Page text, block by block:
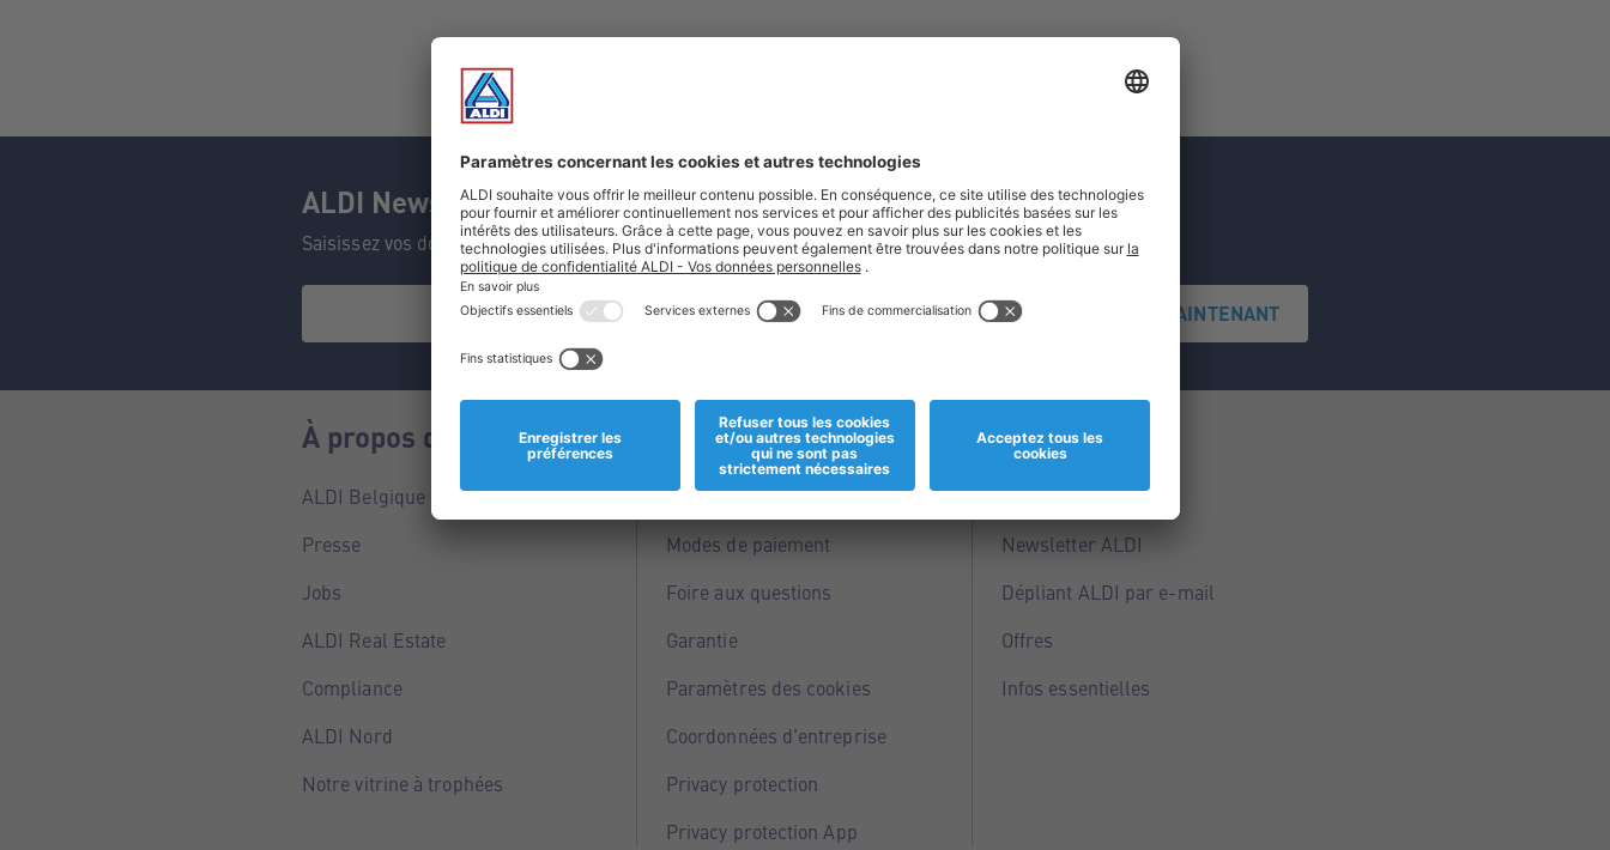
ALDI Newsletter
Saisissez vos données et ne manquez aucune de nos offres.
S'INSCRIRE MAINTENANT
À propos de nous
ALDI Belgique
Presse
Jobs
ALDI Real Estate
Compliance
ALDI Nord
Notre vitrine à trophées
Informations
Magasins
Modes de paiement
Foire aux questions
Garantie
Paramètres des cookies
Coordonnées d'entreprise
Privacy protection
Privacy protection App
Service
Points ALDI
Newsletter ALDI
Dépliant ALDI par e-mail
Offres
Infos essentielles